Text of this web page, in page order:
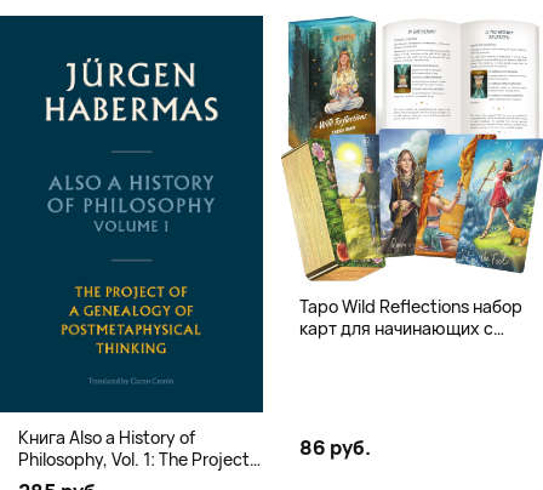
Книга Also a History of
Philosophy, Vol. 1: The Project
of a Genealogy of
Таро Wild Reflections набор
карт для начинающих с
86 руб.